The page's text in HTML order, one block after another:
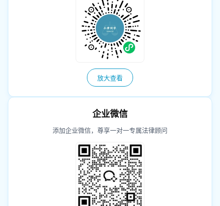
放大查看
企业微信
添加企业微信，尊享一对一专属法律顾问